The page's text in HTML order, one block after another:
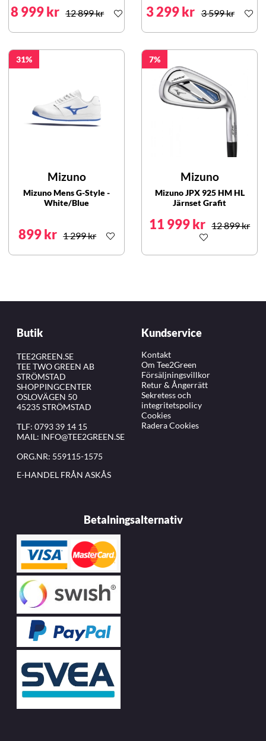
8 999 kr 12 899 kr 3 299 kr 3 599 kr
31
Mizuno
Mizuno Mens G-Style -
White/Blue
899 kr 1 299 kr
7
Mizuno
Mizuno JPX 925 HM HL
Järnset Grafit
11 999 kr 12 899 kr
Butik
TEE2GREEN.SE
TEE TWO GREEN AB
STRÖMSTAD
SHOPPINGCENTER
OSLOVÄGEN 50
45235 STRÖMSTAD
TLF: 0793 39 14 15
MAIL: INFO@TEE2GREEN.SE
ORG.NR: 559115-1575
E-HANDEL FRÅN ASKÅS
Kundservice
Kontakt
Om Tee2Green
Försäljningsvillkor
Retur & Ångerrätt
Sekretess och
integritetspolicy
Cookies
Radera Cookies
Betalningsalternativ